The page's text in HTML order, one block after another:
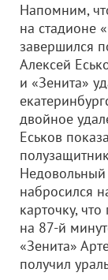
Напомним,
на стадионе
завершился
Алексей
и «Зенита»
двойное
Еськов
набросился
карточку,
на 87-й
«Зенита»
получил